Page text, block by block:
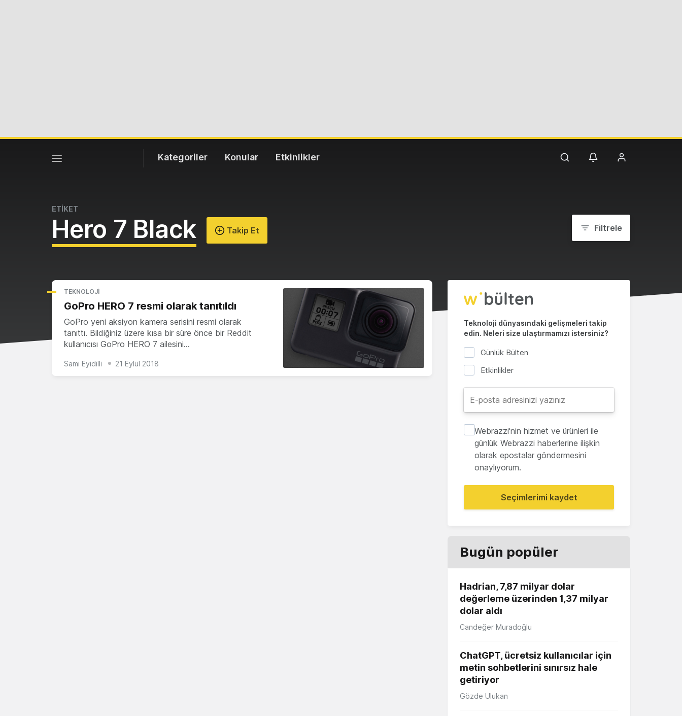
Kategoriler Konular Etkinlikler
ETİKET
Hero 7 Black Takip Et Filtrele
TEKNOLOJI
GoPro HERO 7 resmi olarak tanıtıldı
GoPro yeni aksiyon kamera serisini resmi olarak
tanıttı. Bildiğiniz üzere kısa bir süre önce bir Reddit
kullanıcısı GoPro HERO 7 ailesini…
Sami Eyidilli 21 Eylül 2018
Teknoloji dünyasındaki gelişmeleri takip
edin. Neleri size ulaştırmamızı istersiniz?
Günlük Bülten
Etkinlikler
Webrazzi'nin hizmet ve ürünleri ile
günlük Webrazzi haberlerine ilişkin
olarak epostalar göndermesini
onaylıyorum.
Seçimlerimi kaydet
Bugün popüler
Hadrian, 7,87 milyar dolar
değerleme üzerinden 1,37 milyar
dolar aldı
Candeğer Muradoğlu
ChatGPT, ücretsiz kullanıcılar için
metin sohbetlerini sınırsız hale
getiriyor
Gözde Ulukan